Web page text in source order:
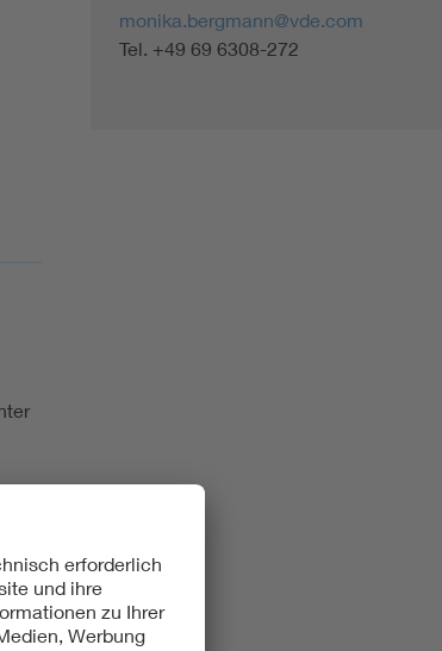
monika.bergmann@vde.com
Tel. +49 69 6308-272